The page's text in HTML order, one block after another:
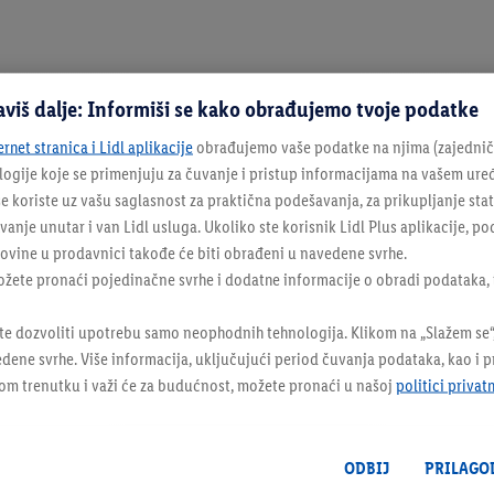
u količinama primerenim za potrebe domaćinstva. Sve
se izvinjavamo zbog mogućih grešaka. Prikazani
najbolje namere da obezbedimo dovoljne količine, nekad
dalje: Informiši se kako obrađujemo tvoje podatke
stranica i Lidl aplikacijeobrađujemo vaše podatke na njima
koje se primenjuju za čuvanje i pristup informacijama na vašem
koriste uz vašu saglasnost za praktična podešavanja, za prikupljanje
unutar i van Lidl usluga. Ukoliko ste korisnik Lidl Plus aplikacije,
u prodavnici takođe će biti obrađeni u navedene svrhe.
pronaći pojedinačne svrhe i dodatne informacije o obradi podataka,
dozvoliti upotrebu samo neophodnih tehnologija. Klikom na „Slažem
svrhe. Više informacija, uključujući period čuvanja podataka, kao i
trenutku i važi će za budućnost, možete pronaći u našoj politici
ODBIJ